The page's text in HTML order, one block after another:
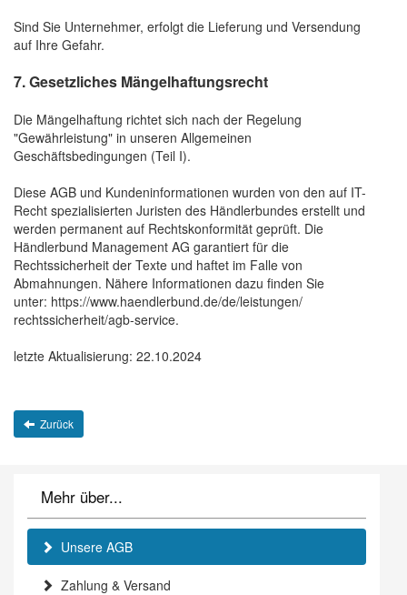
Sind Sie Unternehmer, erfolgt die Lieferung und Versendung
auf Ihre Gefahr.
7. Gesetzliches Mängelhaftungsrecht
Die Mängelhaftung richtet sich nach der Regelung
"Gewährleistung" in unseren Allgemeinen
Geschäftsbedingungen (Teil I).
Diese AGB und Kundeninformationen wurden von den auf IT-
Recht spezialisierten Juristen des Händlerbundes erstellt und
werden permanent auf Rechtskonformität geprüft. Die
Händlerbund Management AG garantiert für die
Rechtssicherheit der Texte und haftet im Falle von
Abmahnungen. Nähere Informationen dazu finden Sie
unter: https://www.haendlerbund.de/de/leistungen/
rechtssicherheit/agb-service.
letzte Aktualisierung: 22.10.2024
Zurück
Mehr über...
Unsere AGB
Zahlung & Versand